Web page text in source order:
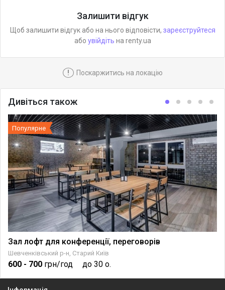
Залишити відгук
Щоб залишити відгук або на нього відповісти, зареєструйтеся
або увійдіть на renty.ua
! Поскаржитись на локацію
Дивіться також
Популярне
Зал лофт для конференції, переговорів
Шевченківський р-н, Старий Київ
600 - 700 грн/год до 30 о.